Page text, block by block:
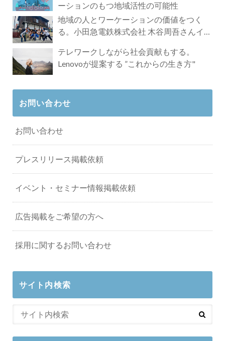
ーションのもつ地域活性の可能性
地域の人とワーケーションの価値をつく
る。小田急電鉄株式会社 木谷周吾さんイン
テレワークしながら社会貢献もする。
Lenovoが提案する ”これからの生き方"
お問い合わせ
お問い合わせ
プレスリリース掲載依頼
イベント・セミナー情報掲載依頼
広告掲載をご希望の方へ
採用に関するお問い合わせ
サイト内検索